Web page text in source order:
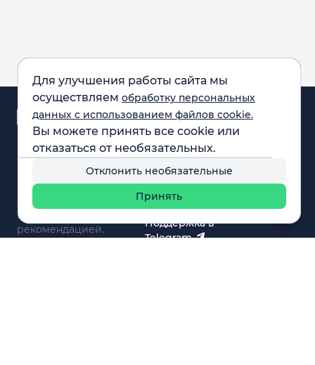
Для улучшения работы сайта мы
осуществляем обработку персональных
данных с использованием файлов cookie.
Вы можете принять все cookie или
отказаться от необязательных.
Отклонить необязательные
Принять
Обращаем внимание:
все материалы,
представленные на
сайте, не являются
инвестиционной
рекомендацией.
Аналитика и
новости
Карта рынка
Компании
F.A.Q.
Обучение
Вебинары
О нас
Поддержка в
Telegram